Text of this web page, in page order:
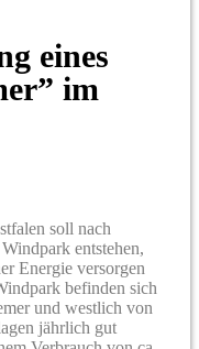
eines
im
soll nach
entstehen,
Energie versorgen
befinden sich
und westlich von
jährlich gut